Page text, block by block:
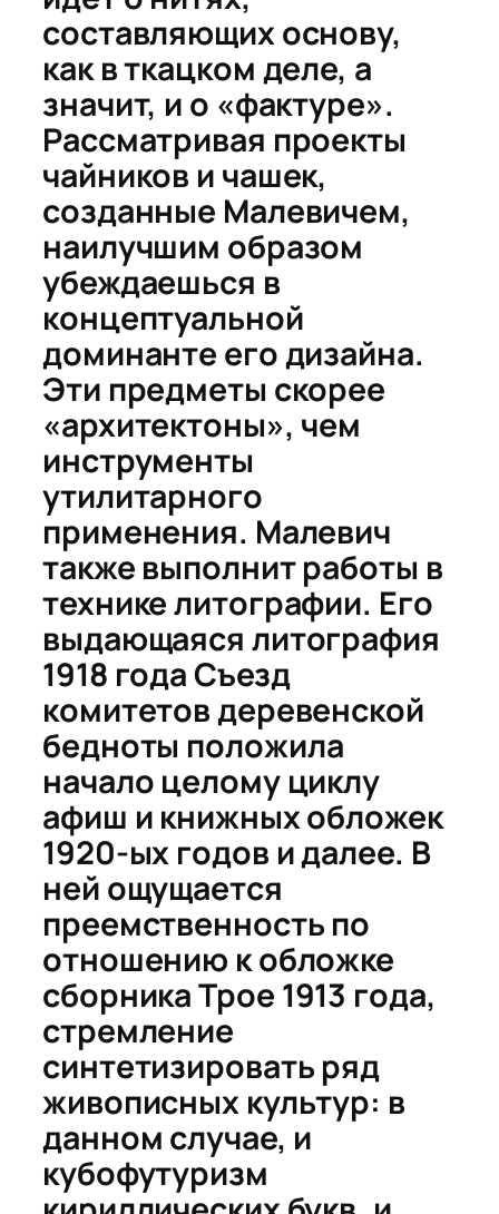
составляющих основу,
как в ткацком деле, а
значит, и о «фактуре».
Рассматривая проекты
чайников и чашек,
созданные Малевичем,
наилучшим образом
убеждаешься в
концептуальной
доминанте его дизайна.
Эти предметы скорее
«архитектоны», чем
инструменты
утилитарного
применения. Малевич
также выполнит работы в
технике литографии. Его
выдающаяся литография
1918 годаСъезд
комитетов деревенской
бедноты положила
начало целому циклу
афиш и книжных обложек
1920-ых годов и далее. В
ней ощущается
преемственность по
отношению к обложке
сборникаТрое 1913 года,
стремление
синтетизировать ряд
живописных культур: в
данном случае, и
кубофутуризм